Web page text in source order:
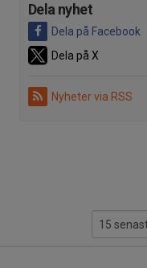
Dela nyhet
Dela på Facebook
Dela på X
Nyheter via RSS